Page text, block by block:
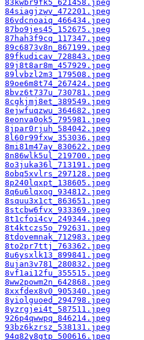
83kwbr9fk5_621458.jpeg
84siagjzwv_472201.jpeg
86vdcnoaiq_466434.jpeg
87bo9jes45_152675.jpeg
87hah3f9cq_117347.jpeg
89c6873v8n_867199.jpeg
89fkudicav_728843.jpeg
89j8t8ar8m_457929.jpeg
89lvbzl2m3_179508.jpeg
89oe6m8t74_267424.jpeg
8bvz6t737u_730781.jpeg
8cgkjmj8et_389549.jpeg
8ejwfuqzwu_364682.jpeg
8eonva0ok5_795981.jpeg
8jpar0rjuh_584042.jpeg
8l60r99fxw_353036.jpeg
8mi81m47ay_830622.jpeg
8n86wlk5ul_219700.jpeg
8o3juka36l_713191.jpeg
8obq5xvlrs_297128.jpeg
8p240lqxpt_138605.jpeg
8q6u6lqxog_934812.jpeg
8squu3x1ct_863651.jpeg
8stcbw6fvx_933369.jpeg
8t1cfoi4cv_249344.jpeg
8t4ktczs5o_792631.jpeg
8tdovemnak_712983.jpeg
8to2pr7ttj_763362.jpeg
8u6ysxlk13_899841.jpeg
8ujan3v781_280832.jpeg
8vf1ai12fu_355515.jpeg
8ww2powm2n_642868.jpeg
8xxfdex8v0_905340.jpeg
8yiolguoed_294798.jpeg
8yzrgjei4t_587511.jpeg
926p4qwwpq_846214.jpeg
93bz6kzrsz_538131.jpeg
94q82y8gtp_500616.jpeg